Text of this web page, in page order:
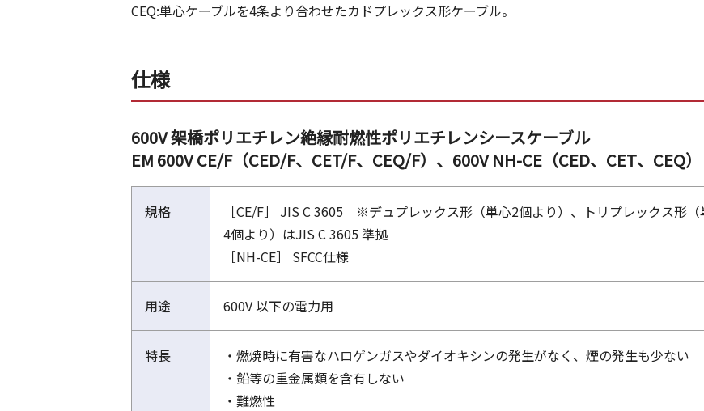
CEQ:単心ケーブルを4条より合わせたカドプレックス形ケーブル。
仕様
600V 架橋ポリエチレン絶縁耐燃性ポリエチレンシースケーブル
EM 600V CE/F（CED/F、CET/F、CEQ/F）、600V NH-CE（CED、CET、CEQ）
規格
［CE/F］ JIS C 3605 ※デュプレックス形（単心2個より）、トリプレックス形
4個より）はJIS C 3605 準拠
［NH-CE］ SFCC仕様
用途 600V 以下の電力用
特長
・燃焼時に有害なハロゲンガスやダイオキシンの発生がなく、煙の発生も少ない
・鉛等の重金属類を含有しない
・難燃性